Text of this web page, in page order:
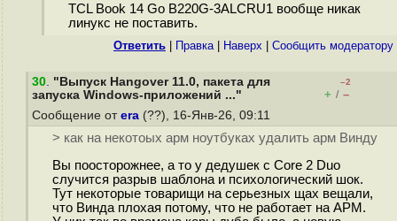
TCL Book 14 Go B220G-3ALCRU1 вообще никак
линукс не поставить.
Ответить Правка| Наверх Cообщить модератору
30. "Выпуск Hangover 11.0, пакета для
запуска Windows-приложений ..."
–2
+ / –
Сообщение от era (??), 16-Янв-26, 09:11
> как на некотоых арм ноутбуках удалить арм Винду
Вы поосторожнее, а то у дедушек с Core 2 Duo
случится разрыв шаблона и психологический шок.
Тут некоторые товарищи на серьезных щах вещали,
что Винда плохая потому, что не работает на АРМ.